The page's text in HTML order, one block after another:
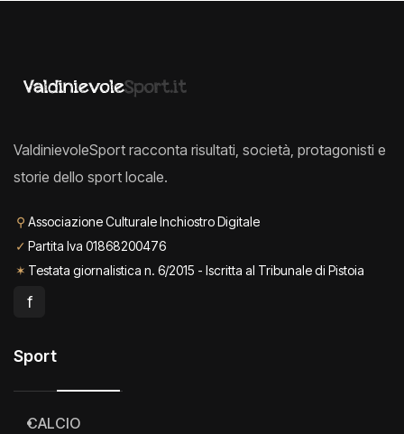
ValdinievoleSport racconta risultati, società, protagonisti e
storie dello sport locale.
⚲ Associazione Culturale Inchiostro Digitale
✓ Partita Iva 01868200476
✶ Testata giornalistica n. 6/2015 - Iscritta al Tribunale di Pistoia
f
Sport
CALCIO